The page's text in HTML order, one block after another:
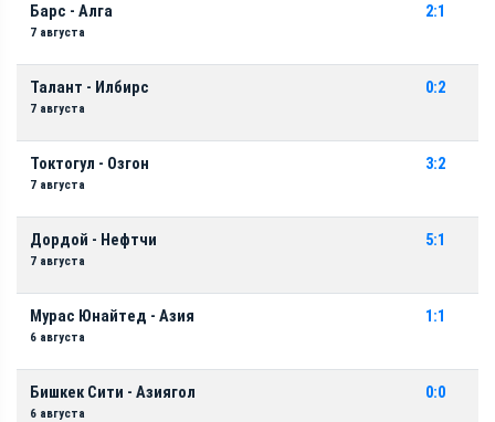
Барс - Алга
7 августа
2:1
Талант - Илбирс
7 августа
0:2
Токтогул - Озгон
7 августа
3:2
Дордой - Нефтчи
7 августа
5:1
Мурас Юнайтед - Азия
6 августа
1:1
Бишкек Сити - Азиягол
6 августа
0:0